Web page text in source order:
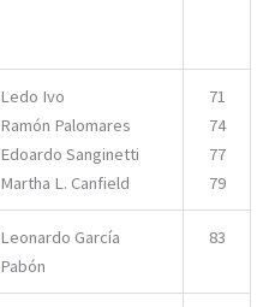
Ledo Ivo
Ramón Palomares
Edoardo Sanginetti
Martha L. Canfield
71
74
77
79
Leonardo García
Pabón
83